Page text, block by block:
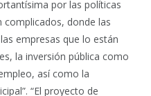
por las políticas
donde las
empresas que lo están
la inversión pública como
así como la
“El proyecto de